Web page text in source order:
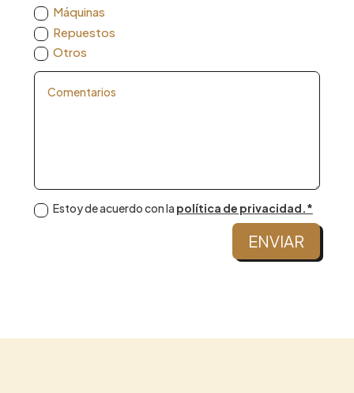
Máquinas
Repuestos
Otros
Estoy de acuerdo con la política de privacidad.*
ENVIAR